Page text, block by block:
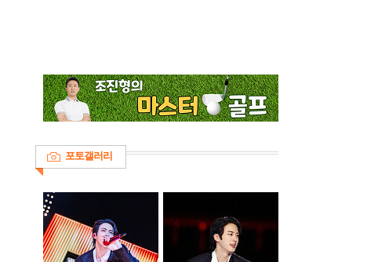
포토갤러리